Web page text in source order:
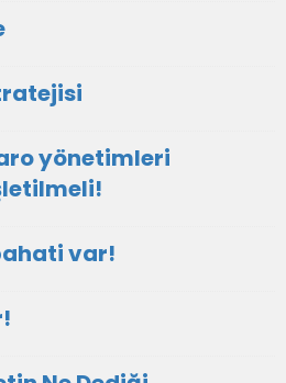
yönetimleri
var!